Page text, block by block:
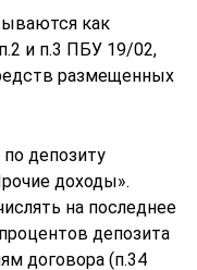
как
и п.3 ПБУ 19/02,
размещенных
депозиту
доходы».
на последнее
депозита
договора (п.34